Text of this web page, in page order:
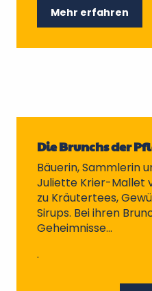
Mehr erfahren
Die Brunchs der
Bäuerin, Sammlerin
Juliette Krier-Mallet
zu Kräutertees,
Sirups. Bei ihren
Geheimnisse…
.